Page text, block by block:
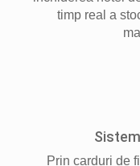
timp real a
Prin carduri de